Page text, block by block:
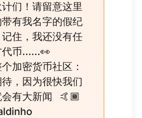
们！请留意这里
有我名字的假纪
住，我还没有任
币......👀
加密货币社区：
，因为很快我们
会有大新闻 🤙🏾